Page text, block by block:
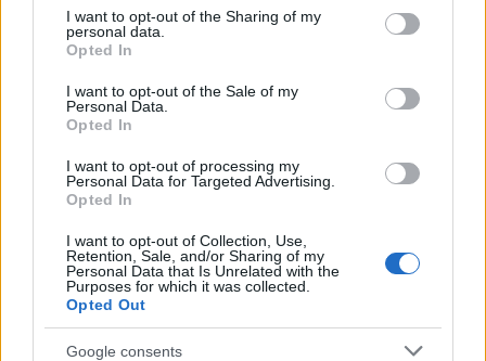
not limited to your visit or usage behaviour. You may click to
grant or deny consent to Google and its third-party tags to
use your data for below specified purposes in below Google
consent section.
I want to opt-out of the Sharing of my
personal data.
Opted In
I want to opt-out of the Sale of my
Personal Data.
Opted In
I want to opt-out of processing my
Personal Data for Targeted Advertising.
Opted In
I want to opt-out of Collection, Use,
Retention, Sale, and/or Sharing of my
Personal Data that Is Unrelated with the
Purposes for which it was collected.
Opted Out
Google consents
Auto prende fuoco sulla strada statale 125 a
Olbia, cosa è successo
Incidente sulla 125 a Olbia, due auto coinvolte:
Auto finisce contro un muretto, un ferito ad
Arzachena
Incidente a Baia Sardinia, scontro tra auto e
moto: un ferito